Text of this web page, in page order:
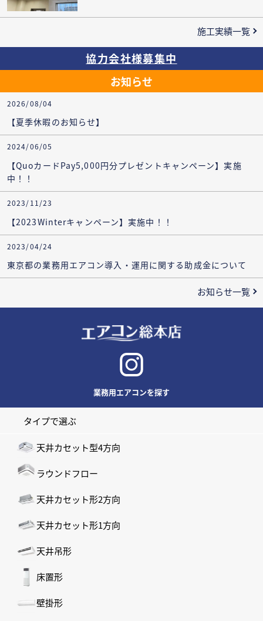
施工実績一覧
協力会社様募集中
お知らせ
2026/08/04
【夏季休暇のお知らせ】
2024/06/05
【QuoカードPay5,000円分プレゼントキャンペーン】実施
中！！
2023/11/23
【2023Winterキャンペーン】実施中！！
2023/04/24
東京都の業務用エアコン導入・運用に関する助成金について
お知らせ一覧
業務用エアコンを探す
タイプで選ぶ
天井カセット型4方向
ラウンドフロー
天井カセット形2方向
天井カセット形1方向
天井吊形
床置形
壁掛形